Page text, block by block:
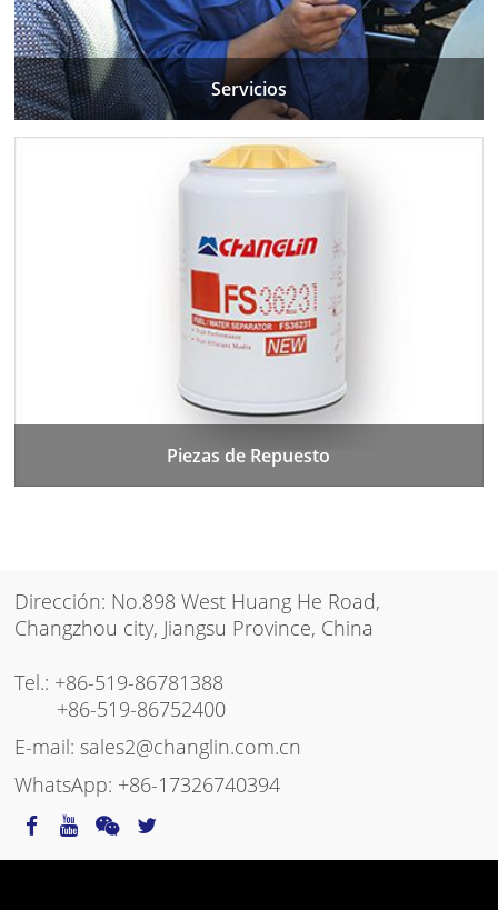
Servicios
Piezas de Repuesto
Dirección: No.898 West Huang He Road,
Changzhou city, Jiangsu Province, China
Tel.: +86-519-86781388
+86-519-86752400
E-mail:sales2@changlin.com.cn
WhatsApp: +86-17326740394
